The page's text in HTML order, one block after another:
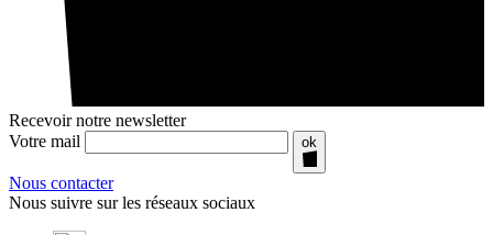
Recevoir notre newsletter
Votre mail
ok
Nous contacter
Nous suivre sur les réseaux sociaux